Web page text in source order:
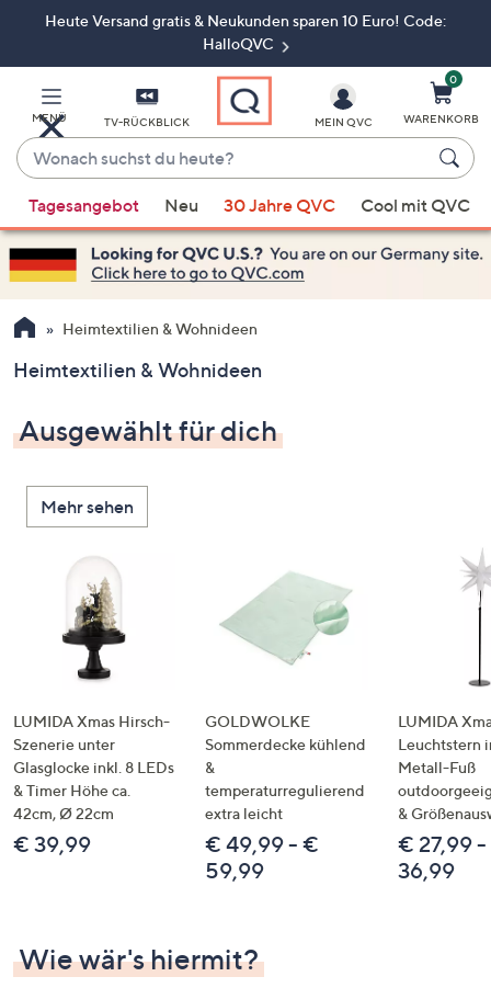
ZumHeute Versand gratis & Neukunden sparen 10 Euro! Code:
HalloQVC
MENÜ TV-RÜCKBLICK
Wonach
suchst
du
heute?
Vorschläge
verfügbar
sind,
verwenden
Sie
Pfeiltasten
oben
und
nach
unten
oder
wischen
Touch-
Geräten
links
bzw.
rechts,
um
diese
anzuzeigen.
MEIN QVC
0
WARENKORB
Tagesangebot Neu 30 Jahre QVC Cool mit QVC
Heimtextilien & Wohnideen
Heimtextilien & Wohnideen
Ausgewählt für dich
Mehr sehen
LUMIDA Xmas Hirsch-
Szenerie unter
Glasglocke inkl. 8 LEDs
& Timer Höhe ca.
42cm, Ø 22cm
€ 39,99
GOLDWOLKE
Sommerdecke kühlend
&
temperaturregulierend
extra leicht
€ 49,99 - €
59,99
LUMIDA
Leuchtstern
Metall-Fuß
&
€ 27,99
36,99
Wie wär's hiermit?